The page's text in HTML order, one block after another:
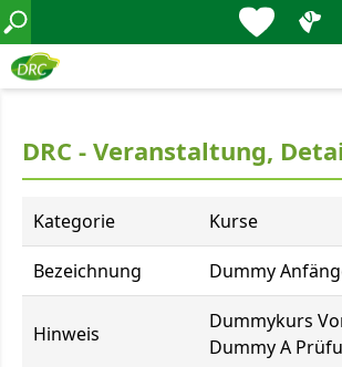
DRC - Veranstaltung,
Kategorie Kurse
Bezeichnung Dummy
Hinweis
Dummykurs
Dummy A